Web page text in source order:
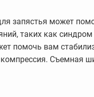
запястья может
таких как
помочь вам
Съемная